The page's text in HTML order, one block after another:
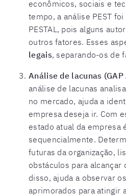
econômicos, sociais e
tempo, a análise PEST
PESTAL, pois alguns
outros fatores. Esses
legais, separando-os de
Análise de lacunas
análise de lacunas
no mercado, ajuda a
empresa deseja ir. Com
estado atual da empresa
sequencialmente.
futuras da organização,
obstáculos para alcançar
disso, ajuda a observar
aprimorados para atingir